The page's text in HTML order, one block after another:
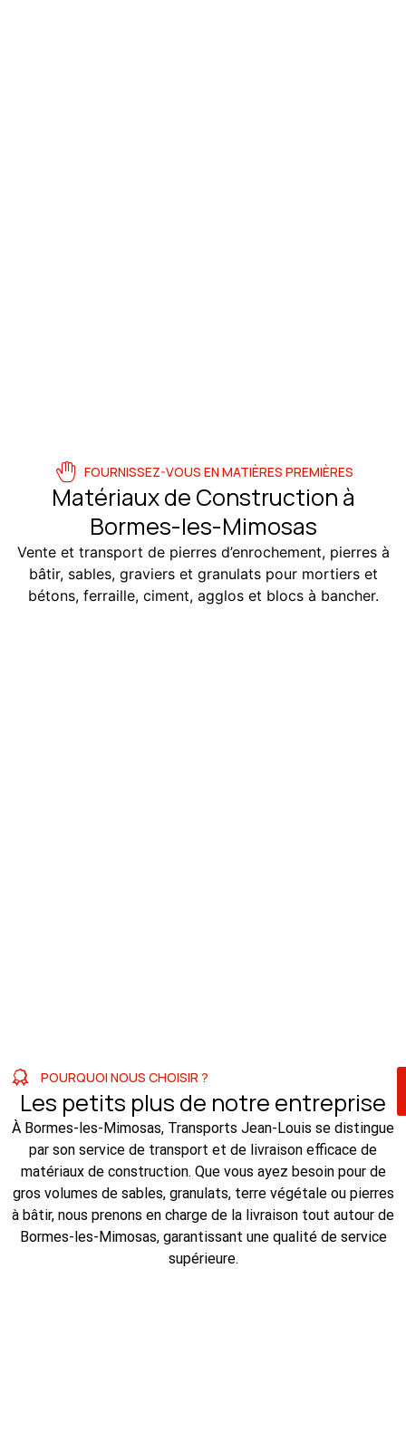
FOURNISSEZ-VOUS EN MATIÈRES PREMIÈRES
Matériaux de Construction à
Bormes-les-Mimosas
Vente et transport de pierres d’enrochement, pierres à
bâtir, sables, graviers et granulats pour mortiers et
bétons, ferraille, ciment, agglos et blocs à bancher.
POURQUOI NOUS CHOISIR ?
Les petits plus de notre entreprise
À Bormes-les-Mimosas, Transports Jean-Louis se distingue
par son service de transport et de livraison efficace de
matériaux de construction. Que vous ayez besoin pour de
gros volumes de sables, granulats, terre végétale ou pierres
à bâtir, nous prenons en charge de la livraison tout autour de
Bormes-les-Mimosas, garantissant une qualité de service
supérieure.